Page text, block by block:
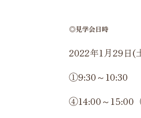
◎見学会日時
2022年1月29日(
①9:30～10:30
④14:00～15:00